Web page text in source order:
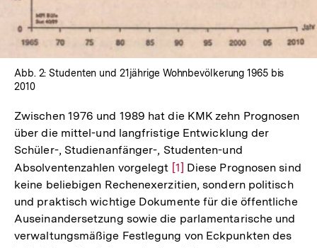
Abb. 2: Studenten und 21jährige Wohnbevölkerung 1965 bis
2010
Zwischen 1976 und 1989 hat die KMK zehn Prognosen
über die mittel-und langfristige Entwicklung der
Schüler-, Studienanfänger-, Studenten-und
Absolventenzahlen vorgelegt Zur
Auflösung
der
Fußnote
[1] Diese Prognosen sind
keine beliebigen Rechenexerzitien, sondern politisch
und praktisch wichtige Dokumente für die öffentliche
Auseinandersetzung sowie die parlamentarische und
verwaltungsmäßige Festlegung von Eckpunkten des